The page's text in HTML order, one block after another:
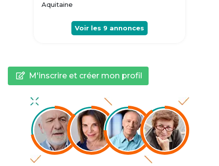
Aquitaine
Voir les 9 annonces
M'inscrire et créer mon profil